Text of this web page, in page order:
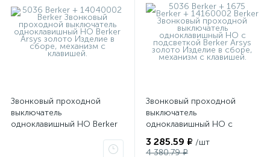
Звонковый проходной
выключатель
одноклавишный НО Berker
Звонковый проходной
выключатель
одноклавишный НО с
золото
3 285.59 ₽ /шт
4 380.79 ₽